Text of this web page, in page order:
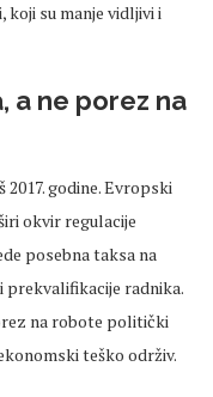
koji su manje vidljivi i
a ne porez na
godine. Evropski
okvir regulacije
posebna taksa na
prekvalifikacije radnika.
na robote politički
teško održiv.